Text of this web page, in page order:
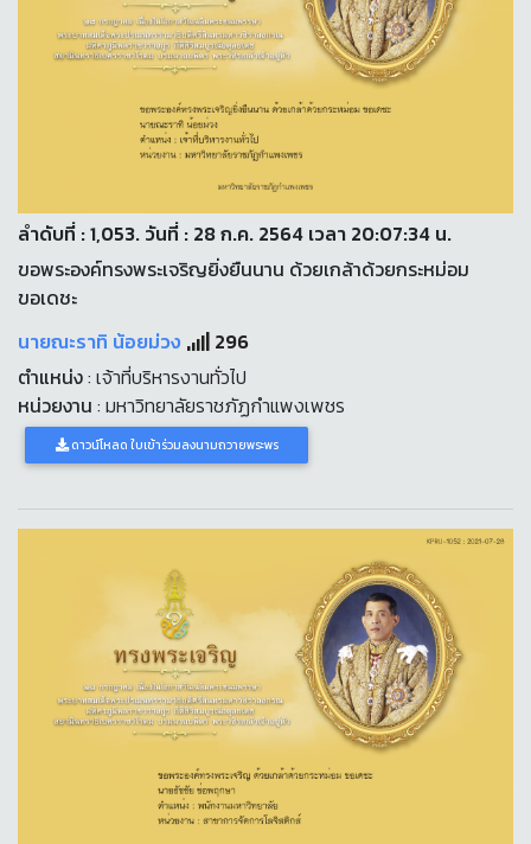
ลำดับที่ : 1,053. วันที่ : 28 ก.ค. 2564 เวลา 20:07:34 น.
ขอพระองค์ทรงพระเจริญยิ่งยืนนาน ด้วยเกล้าด้วยกระหม่อม
ขอเดชะ
นายณะราทิ น้อยม่วง
296
ตำแหน่ง: เจ้าที่บริหารงานทั่วไป
หน่วยงาน : มหาวิทยาลัยราชภัฏกำแพงเพชร
ดาวน์โหลด ใบเข้าร่วมลงนามถวายพระพร